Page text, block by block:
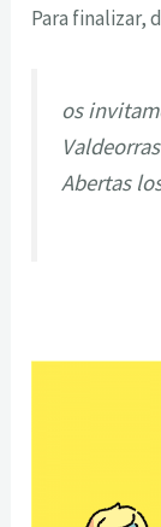
Para finalizar,
os
Abertas